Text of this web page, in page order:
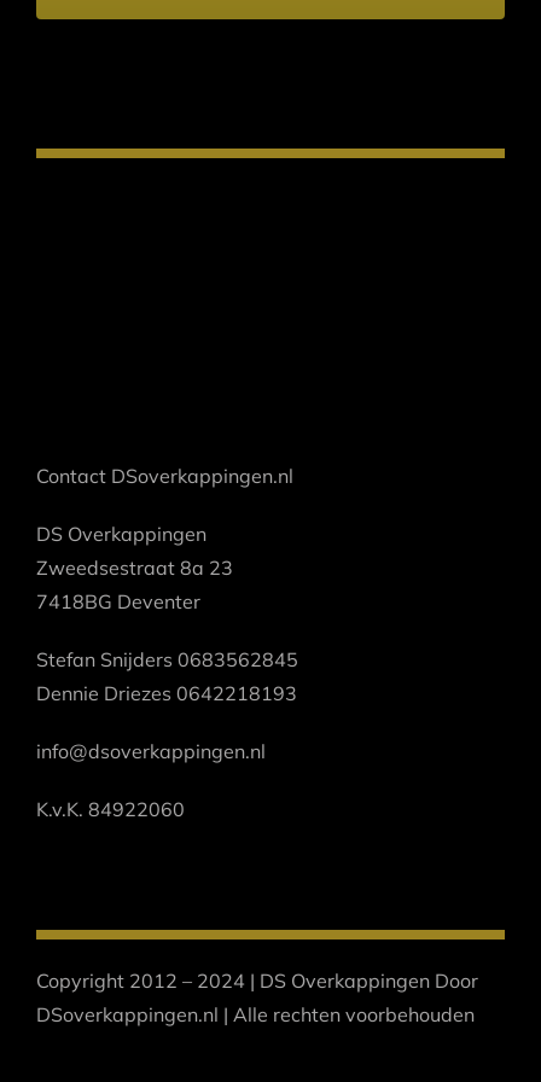
Contact DSoverkappingen.nl
DS Overkappingen
Zweedsestraat 8a 23
7418BG Deventer
Stefan Snijders 0683562845
Dennie Driezes 0642218193
info@dsoverkappingen.nl
K.v.K. 84922060
Copyright 2012 – 2024 | DS Overkappingen Door
DSoverkappingen.nl | Alle rechten voorbehouden